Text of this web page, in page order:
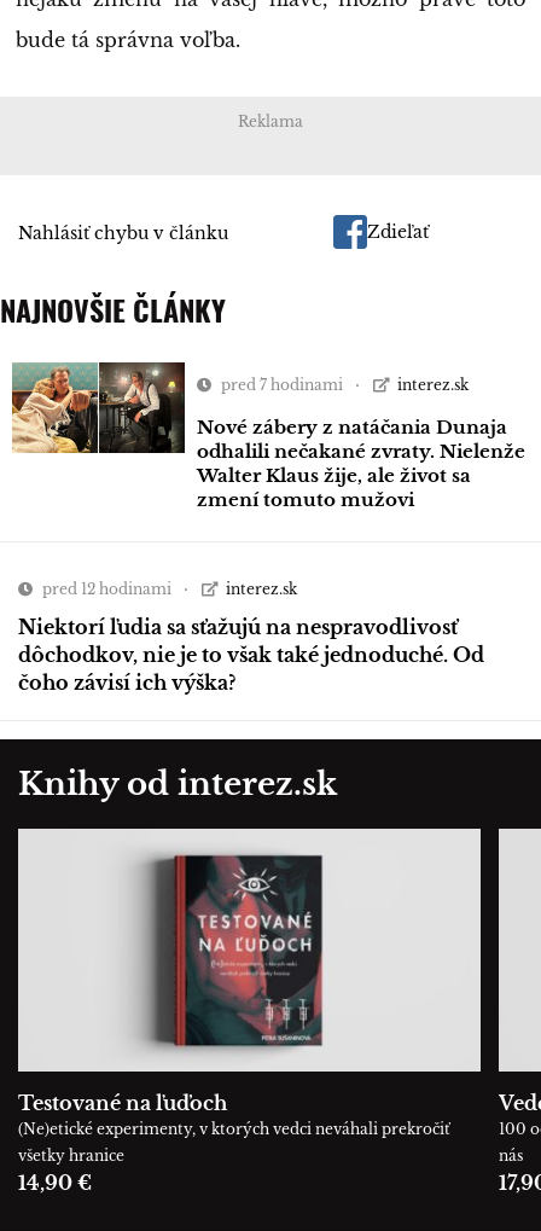
bude tá správna voľba.
Reklama
Nahlásiť chybu v článku Zdieľať
NAJNOVŠIE ČLÁNKY
pred 7 hodinami interez.sk
Nové zábery z natáčania Dunaja
odhalili nečakané zvraty. Nielenže
Walter Klaus žije, ale život sa
zmení tomuto mužovi
pred 12 hodinami interez.sk
Niektorí ľudia sa sťažujú na nespravodlivosť
dôchodkov, nie je to však také jednoduché. Od
čoho závisí ich výška?
Knihy od interez.sk
Testované na ľuďoch
(Ne)etické experimenty, v ktorých vedci neváhali prekročiť
všetky hranice
14,90 €
100
nás